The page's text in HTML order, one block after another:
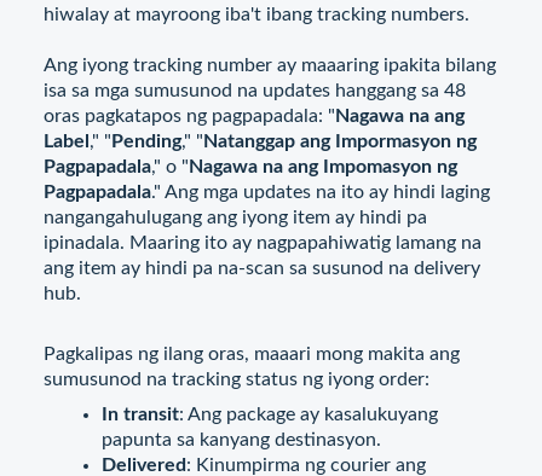
hiwalay at mayroong iba't ibang tracking numbers.
Ang iyong tracking number ay maaaring ipakita bilang
isa sa mga sumusunod na updates hanggang sa 48
oras pagkatapos ng pagpapadala: " Nagawa na ang
Label ," " Pending," " Natanggap ang Impormasyon ng
Pagpapadala," o " Nagawa na ang Impomasyon ng
Pagpapadala." Ang mga updates na ito ay hindi laging
nangangahulugang ang iyong item ay hindi pa
ipinadala. Maaring ito ay nagpapahiwatig lamang na
ang item ay hindi pa na-scan sa susunod na delivery
hub.
Pagkalipas ng ilang oras, maaari mong makita ang
sumusunod na tracking status ng iyong order:
In transit: Ang package ay kasalukuyang
papunta sa kanyang destinasyon.
Delivered: Kinumpirma ng courier ang